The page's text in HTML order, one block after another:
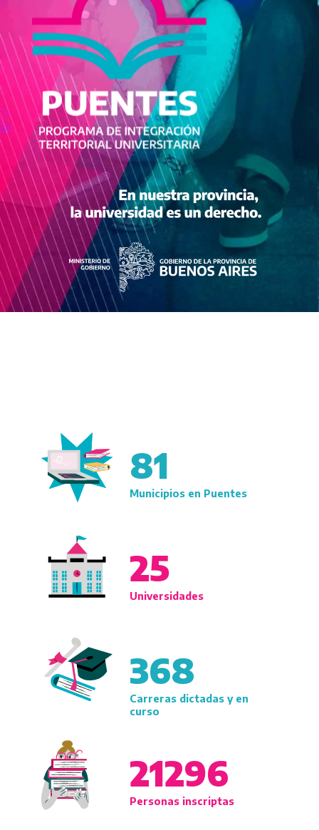
81
Municipios en Puentes
25
Universidades
368
Carreras dictadas y en
curso
21296
Personas inscriptas